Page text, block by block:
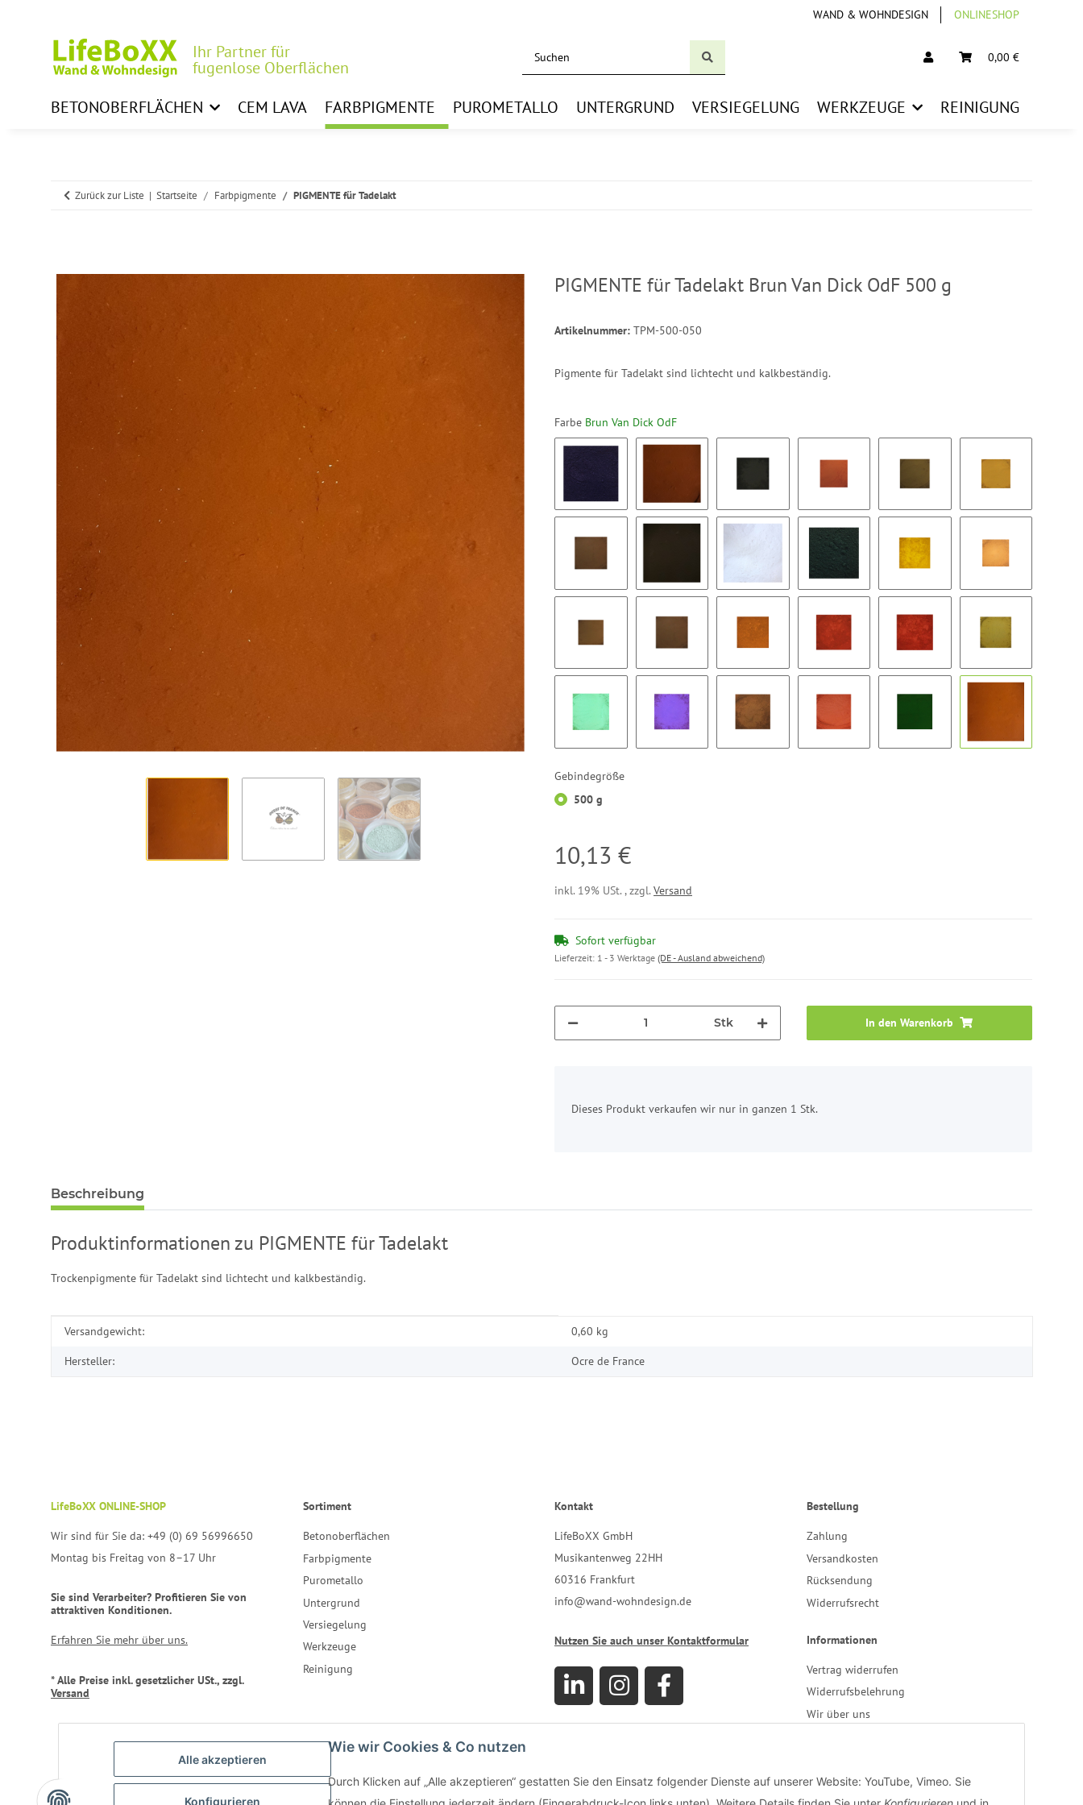
Alle akzeptieren
Konfigurieren
Wie wir Cookies & Co nutzen
Durch Klicken auf „Alle akzeptieren“ gestatten Sie den Einsatz folgender Dienste auf unserer Website: YouTube, Vimeo. Sie
WAND & WOHNDESIGN ONLINESHOP
Ihr Partner für
fugenlose Oberflächen
0,00 €
BETONOBERFLÄCHEN CEM LAVA FARBPIGMENTE PUROMETALLO UNTERGRUND VERSIEGELUNG WERKZEUGE REINIGUNG
Zurück zur Liste Startseite Farbpigmente PIGMENTE für Tadelakt
PIGMENTE für Tadelakt Brun Van Dick OdF 500 g
Artikelnummer: TPM-500-050
Pigmente für Tadelakt sind lichtecht und kalkbeständig.
Farbe Brun Van Dick OdF
Blue 15272 SuMBraun 663 BF Noir 318 M OdFOcre Rouge OdFOmbre Naturelle OdFSienne Naturelle
Sienne Calcinee OdFSchwarz HS 330P BFTitanweiß G2515 HSVert 15448 SuMJaune 920 OdF Ocre Havane OdF
Ocre Marron OdFOmbre Calcinee OdFOrange 960 OdFRouge 110 OdF Rouge 130 OdF Sienne Claire OdF
Gebindegröße
500 g
10,13 €
inkl. 19% USt. , zzgl. Versand
Sofort verfügbar
Lieferzeit: 1 - 3 Werktage (DE - Ausland abweichend)
Stk In den Warenkorb
Dieses Produkt verkaufen wir nur in ganzen 1 Stk.
Beschreibung
Produktinformationen zu PIGMENTE für Tadelakt
Trockenpigmente für Tadelakt sind lichtecht und kalkbeständig.
Produkteigenschaft
Wert
Versandgewicht: 0,60 kg
Hersteller: Ocre de France
LifeBoXX ONLINE-SHOP
Wir sind für Sie da: +49 (0) 69 56996650
Montag bis Freitag von 8–17 Uhr
Sie sind Verarbeiter? Profitieren Sie von
attraktiven Konditionen.
Erfahren Sie mehr über uns.
* Alle Preise inkl. gesetzlicher USt., zzgl.
Versand
Sortiment
Betonoberflächen
Farbpigmente
Purometallo
Untergrund
Versiegelung
Werkzeuge
Reinigung
Kontakt
LifeBoXX GmbH
Musikantenweg 22HH
60316 Frankfurt
info@wand-wohndesign.de
Nutzen Sie auch unser Kontaktformular
Bestellung
Zahlung
Versandkosten
Rücksendung
Widerrufsrecht
Informationen
Vertrag widerrufen
Widerrufsbelehrung
Wir über uns
AGB
Impressum